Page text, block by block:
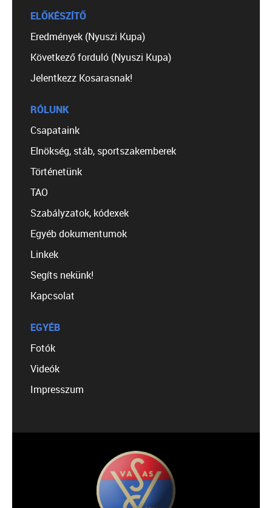
ELŐKÉSZÍTŐ
Eredmények (Nyuszi Kupa)
Következő forduló (Nyuszi Kupa)
Jelentkezz Kosarasnak!
RÓLUNK
Csapataink
Elnökség, stáb, sportszakemberek
Történetünk
TAO
Szabályzatok, kódexek
Egyéb dokumentumok
Linkek
Segíts nekünk!
Kapcsolat
EGYÉB
Fotók
Videók
Impresszum